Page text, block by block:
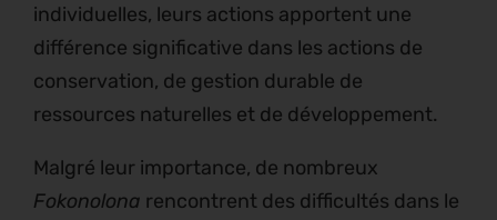
individuelles, leurs actions apportent une
différence significative dans les actions de
conservation, de gestion durable de
ressources naturelles et de développement.
Malgré leur importance, de nombreux
Fokonolona rencontrent des difficultés dans le